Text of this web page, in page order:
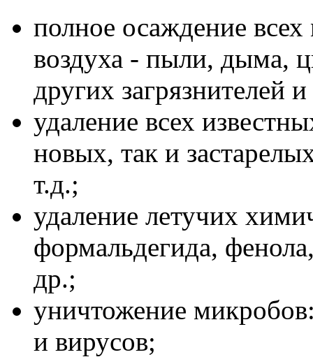
полное осаждение всех
воздуха - пыли, дыма,
других загрязнителей
удаление всех
новых, так и
т.д.;
удаление летучих
формальдегида,
др.;
уничтожение
и вирусов;